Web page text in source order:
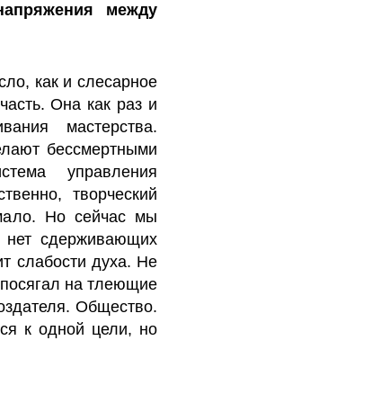
между
как и слесарное
Она как раз и
мастерства.
бессмертными
управления
творческий
Но сейчас мы
нет сдерживающих
слабости духа. Не
на тлеющие
Общество.
к одной цели, но